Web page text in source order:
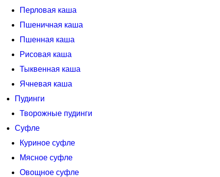
Перловая каша
Пшеничная каша
Пшенная каша
Рисовая каша
Тыквенная каша
Ячневая каша
Пудинги
Творожные пудинги
Суфле
Куриное суфле
Мясное суфле
Овощное суфле